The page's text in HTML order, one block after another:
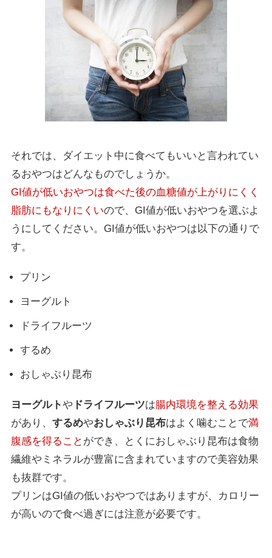
それでは、ダイエット中に食べてもいいと言われてい
るおやつはどんなものでしょうか。
GI値が低いおやつは食べた後の血糖値が上がりにくく
脂肪にもなりにくいので、GI値が低いおやつを選ぶよ
うにしてください。GI値が低いおやつは以下の通りで
す。
プリン
ヨーグルト
ドライフルーツ
するめ
おしゃぶり昆布
ヨーグルトや ドライフルーツは腸内環境を整える効果
があり、するめやおしゃぶり昆布はよく噛むことで満
腹感を得ること ができ、とくにおしゃぶり昆布は食物
繊維やミネラルが豊富に含まれていますので美容効果
も抜群です。
プリンはGI値の低いおやつではありますが、カロリー
が高いので食べ過ぎには注意が必要です。